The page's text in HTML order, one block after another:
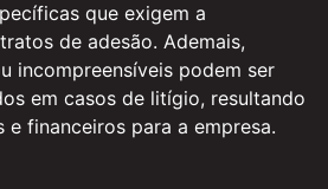
que exigem a
de adesão. Ademais,
incompreensíveis podem ser
em casos de litígio, resultando
e financeiros para a empresa.